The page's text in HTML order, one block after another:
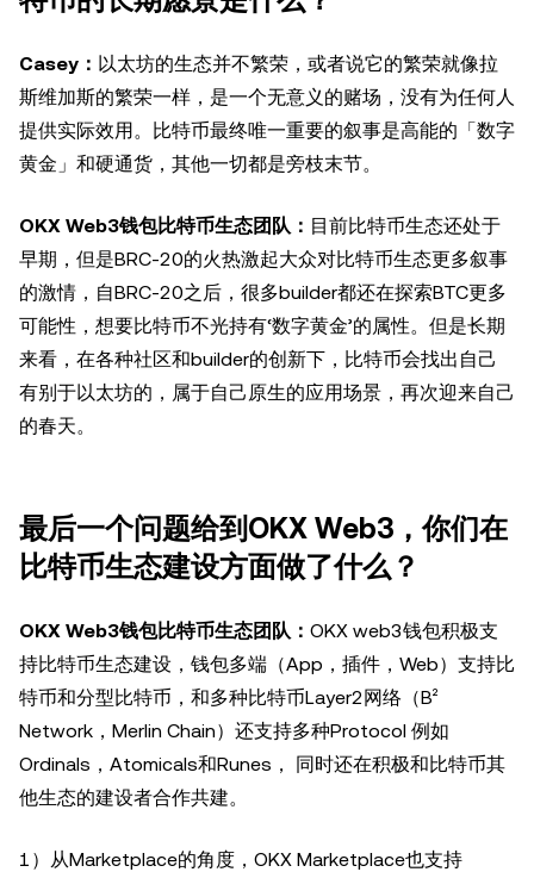
Casey： 以太坊的生态并不繁荣，或者说它的繁荣就像拉
斯维加斯的繁荣一样，是一个无意义的赌场，没有为任何人
提供实际效用。比特币最终唯一重要的叙事是高能的「数字
黄金」和硬通货，其他一切都是旁枝末节。
OKX Web3钱包比特币生态团队： 目前比特币生态还处于
早期，但是BRC-20的火热激起大众对比特币生态更多叙事
的激情，自BRC-20之后，很多builder都还在探索BTC更多
可能性，想要比特币不光持有‘数字黄金’的属性。但是长期
来看，在各种社区和builder的创新下，比特币会找出自己
有别于以太坊的，属于自己原生的应用场景，再次迎来自己
的春天。
最后一个问题给到OKX Web3，你们在
比特币生态建设方面做了什么？
OKX Web3钱包比特币生态团队： OKX web3钱包积极支
持比特币生态建设，钱包多端（App，插件，Web）支持比
特币和分型比特币，和多种比特币Layer2网络（B²
Network，Merlin Chain）还支持多种Protocol 例如
Ordinals，Atomicals和Runes， 同时还在积极和比特币其
他生态的建设者合作共建。
1）从Marketplace的角度，OKX Marketplace也支持